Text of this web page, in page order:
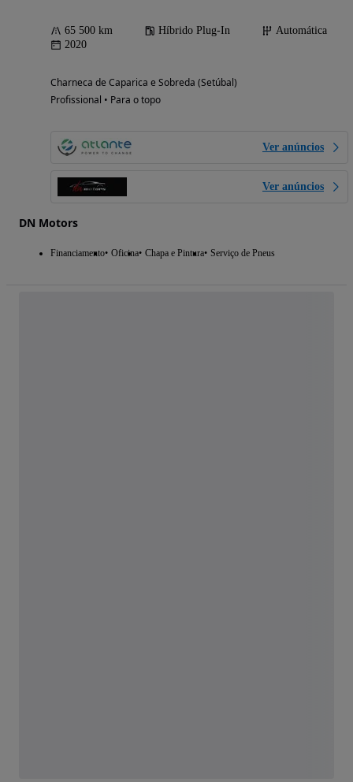
65 500 km Híbrido Plug-In
Automática
2020
Charneca de Caparica e Sobreda (Setúbal)
Profissional • Para o topo
Ver anúncios
Ver anúncios
DN Motors
Financiamento Oficina Chapa e Pintura Serviço de Pneus